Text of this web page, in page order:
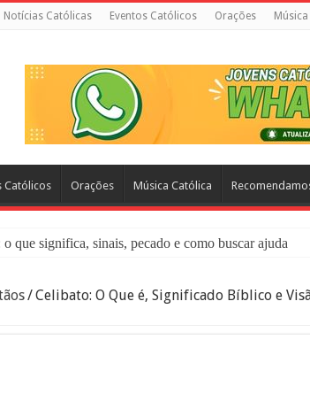
Notícias Católicas Eventos Católicos Orações
Católicos Orações Música Católica
que significa, sinais, pecado e como buscar ajuda
– Seu Reino Não Terá Fim: O Documentário
/Celibato: O Que é, Significado Bíblico e